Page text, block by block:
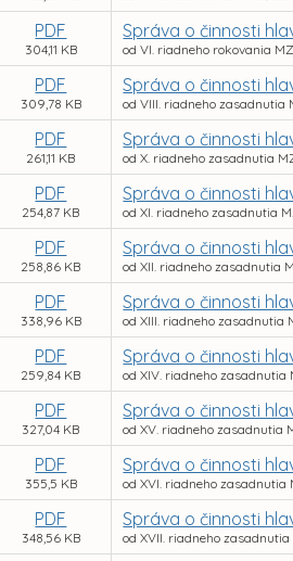
PDF
304,11 KB
Správa o činnosti
od VI. riadneho rokovania
PDF
309,78 KB
Správa o činnosti
od VIII. riadneho zasadnutia
PDF
261,11 KB
Správa o činnosti
od X. riadneho zasadnutia
PDF
254,87 KB
Správa o činnosti
od XI. riadneho zasadnutia
PDF
258,86 KB
Správa o činnosti
od XII. riadneho zasadnutia
PDF
338,96 KB
Správa o činnosti
od XIII. riadneho zasadnutia
PDF
259,84 KB
Správa o činnosti
od XIV. riadneho zasadnutia
PDF
327,04 KB
Správa o činnosti
od XV. riadneho zasadnutia
PDF
355,5 KB
Správa o činnosti
od XVI. riadneho zasadnutia
PDF
348,56 KB
Správa o činnosti
od XVII. riadneho